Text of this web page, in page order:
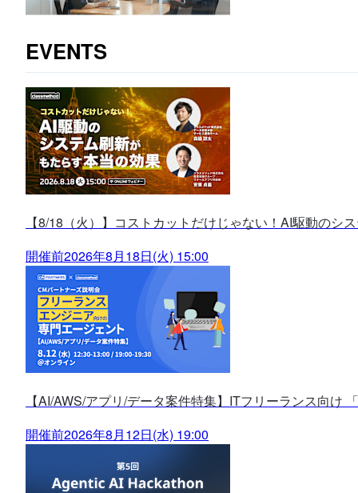
EVENTS
【8/18（火）】コストカットだけじゃない！AI駆動のシ
開催前2026年8月18日(火) 15:00
【AI/AWS/アプリ/データ案件特集】ITフリーランス向け
開催前2026年8月12日(水) 19:00